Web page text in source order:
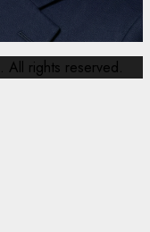
All rights reserved.